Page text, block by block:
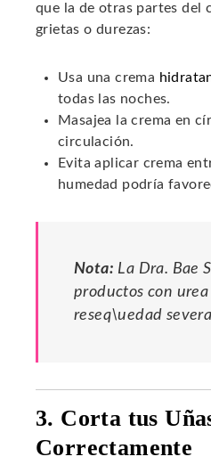
que la de otras partes del
grietas o durezas:
Usa una crema
todas las noches.
Masajea la crema en
circulación.
Evita aplicar crema
humedad podría
Nota: La Dra. Bae
productos con
reseq\uedad
3. Corta tus
Correctamente